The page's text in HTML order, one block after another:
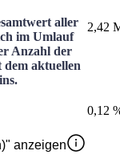
aller
im Umlauf
Anzahl der
aktuellen
2,42
0,12
anzeigen